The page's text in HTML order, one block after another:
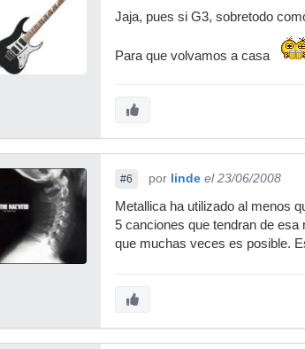
Jaja, pues si G3, sobretodo
Para que volvamos a casa
#6 por linde el 23/06/2008
Metallica ha utilizado al menos
5 canciones que tendran de esa
que muchas veces es posible.